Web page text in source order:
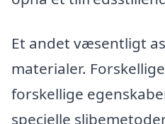
Et andet væsentligt
materialer.
forskellige
specielle